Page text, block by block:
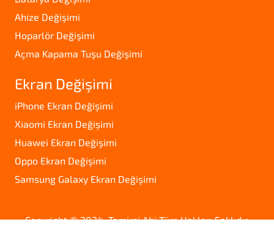
Ahize Değişimi
Hoparlör Değişimi
Açma Kapama Tuşu Değişimi
Ekran Değişimi
iPhone Ekran Değişimi
Xiaomi Ekran Değişimi
Huawei Ekran Değişimi
Oppo Ekran Değişimi
Samsung Galaxy Ekran Değişimi
Copyright © 2024. Tamirci Abi Tüm Hakları Saklıdır.